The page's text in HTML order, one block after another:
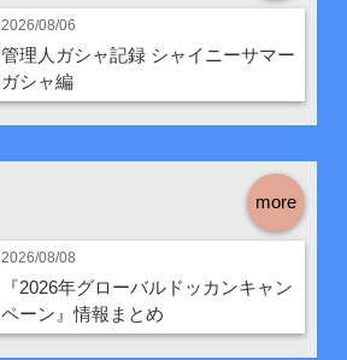
2026/08/06
管理人ガシャ記録 シャイニーサマー
ガシャ編
more
2026/08/08
『2026年グローバルドッカンキャン
ペーン』情報まとめ